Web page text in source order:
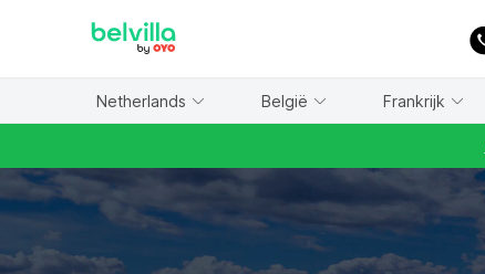
Netherlands België Frankrijk